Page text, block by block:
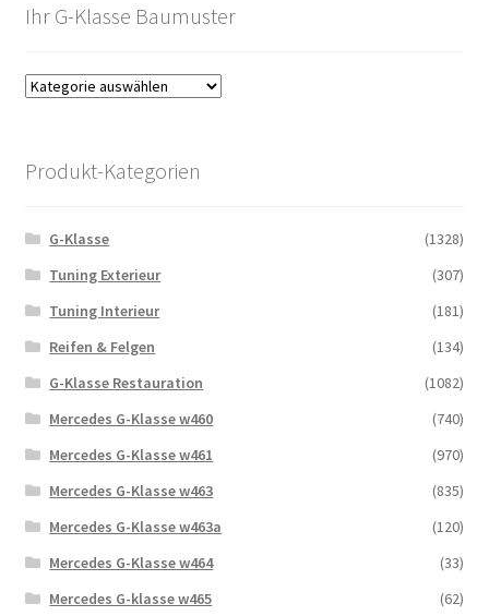
Ihr G-Klasse Baumuster
Produkt-Kategorien
G-Klasse
(1328)
Tuning Exterieur
(307)
Tuning Interieur
(181)
Reifen & Felgen
(134)
G-Klasse Restauration
(1082)
Mercedes G-Klasse w460
(740)
Mercedes G-Klasse w461
(970)
Mercedes G-Klasse w463
(835)
Mercedes G-Klasse w463a
(120)
Mercedes G-Klasse w464
(33)
Mercedes G-klasse w465
(62)